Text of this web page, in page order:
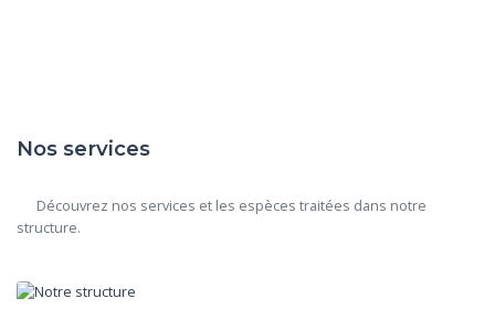
Nos services
structure.